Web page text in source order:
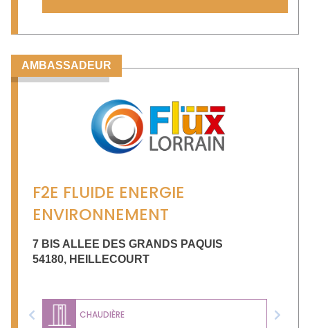
AMBASSADEUR
F2E FLUIDE ENERGIE
ENVIRONNEMENT
7 BIS ALLEE DES GRANDS PAQUIS
54180, HEILLECOURT
CHAUDIÈRE
Previous Next